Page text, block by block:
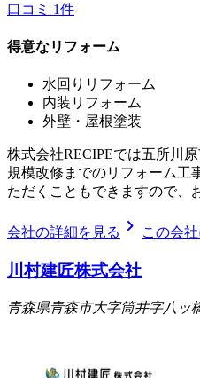
口コミ 1件
得意なリフォーム
水回りリフォーム
内装リフォーム
外壁・屋根塗装
株式会社RECIPEでは五所川
規模改修までのリフォーム工
ただくこともできますので、
会社の詳細を見る chevron_right この会
川村建匠株式会社
青森県青森市大字筒井字八ッ